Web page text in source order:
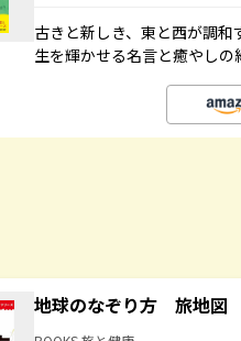
古きと新しき、東と西が調
生を輝かせる名言と癒やしの
地球のなぞり方 旅地図